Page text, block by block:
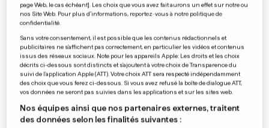
EN VIDÉO
FRANCE/LUXEMBOURG
Stop aux aides aux entreprises
«qui pratiquent l’évasion
fiscale»
6 23 0
AU LUXEMBOURG
page Web, le cas échéant]. Les choix que vous avez fait aurons un effet sur notre ou
nos Site Web. Pour plus d’informations, reportez-vous à notre politique de
confidentialité.
Sans votre consentement, il est possible que les contenus rédactionnels et
publicitaires ne s'affichent pas correctement, en particulier les vidéos et contenus
issus des réseaux sociaux. Note pour les appareils Apple: Les droits et les choix
décrits ci-dessous sont distincts et s'ajoutent à votre choix de Transparence du
suivi de l'application Apple (ATT). Votre choix ATT sera respecté indépendamment
des choix que vous ferez ci-dessous. Si vous avez refusé la boîte de dialogue ATT,
vos données ne seront pas suivies dans les applications et sur les sites web.
Nos équipes ainsi que nos partenaires externes, traitent
des données selon les finalités suivantes :